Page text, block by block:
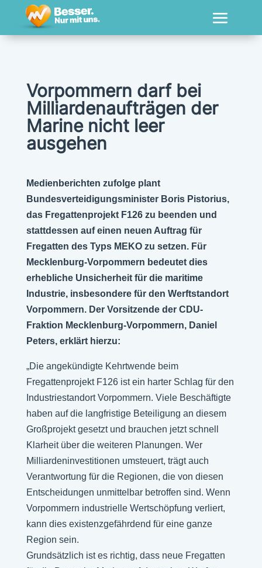
Vorpommern darf bei
Milliardenaufträgen der
Marine nicht leer
ausgehen
Medienberichten zufolge plant
Bundesverteidigungsminister Boris Pistorius,
das Fregattenprojekt F126 zu beenden und
stattdessen auf einen neuen Auftrag für
Fregatten des Typs MEKO zu setzen. Für
Mecklenburg-Vorpommern bedeutet dies
erhebliche Unsicherheit für die maritime
Industrie, insbesondere für den Werftstandort
Vorpommern. Der Vorsitzende der CDU-
Fraktion Mecklenburg-Vorpommern, Daniel
Peters, erklärt hierzu:
„Die angekündigte Kehrtwende beim
Fregattenprojekt F126 ist ein harter Schlag für den
Industriestandort Vorpommern. Viele Beschäftigte
haben auf die langfristige Beteiligung an diesem
Großprojekt gesetzt und brauchen jetzt schnell
Klarheit über die weiteren Planungen. Wer
Milliardeninvestitionen umsteuert, trägt auch
Verantwortung für die Regionen, die von diesen
Entscheidungen unmittelbar betroffen sind. Wenn
Vorpommern industrielle Wertschöpfung verliert,
kann dies existenzgefährdend für eine ganze
Region sein.
Grundsätzlich ist es richtig, dass neue Fregatten